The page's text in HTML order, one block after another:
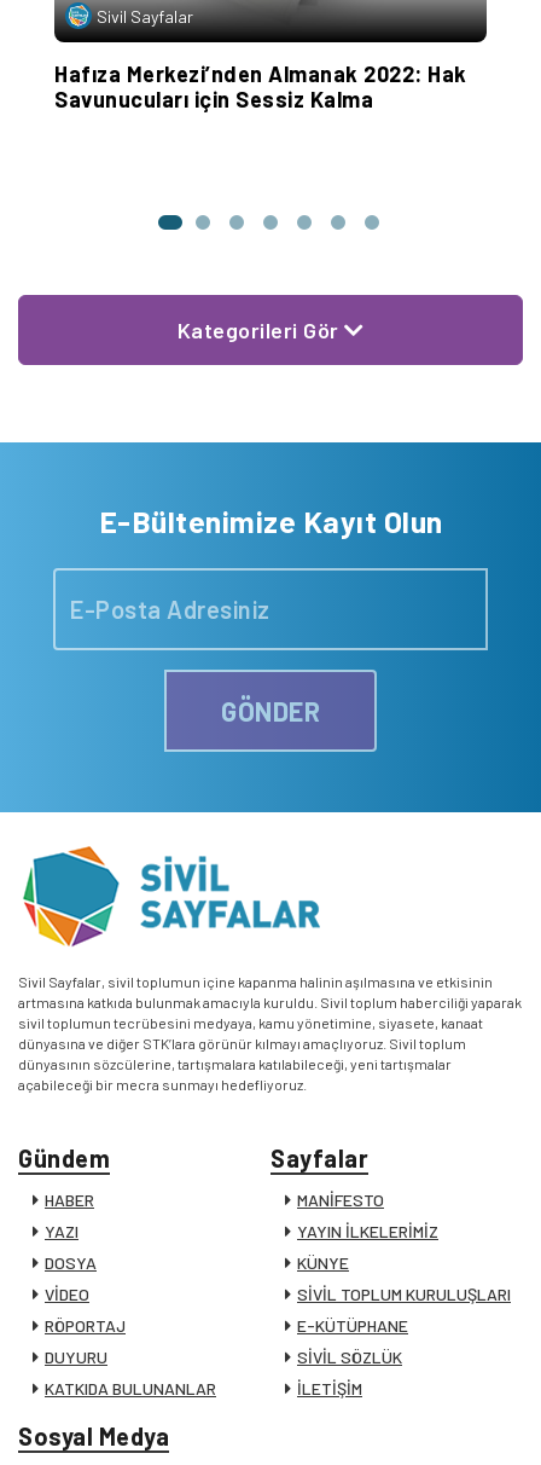
Sivil Sayfalar
Hafıza Merkezi’nden Almanak 2022: Hak
Savunucuları için Sessiz Kalma
Kategorileri Gör
E-Bültenimize Kayıt Olun
GÖNDER
Sivil Sayfalar, sivil toplumun içine kapanma halinin aşılmasına ve etkisinin
artmasına katkıda bulunmak amacıyla kuruldu. Sivil toplum haberciliği yaparak
sivil toplumun tecrübesini medyaya, kamu yönetimine, siyasete, kanaat
dünyasına ve diğer STK’lara görünür kılmayı amaçlıyoruz. Sivil toplum
dünyasının sözcülerine, tartışmalara katılabileceği, yeni tartışmalar
açabileceği bir mecra sunmayı hedefliyoruz.
Gündem
HABER
YAZI
DOSYA
VİDEO
RÖPORTAJ
DUYURU
KATKIDA BULUNANLAR
Sayfalar
MANİFESTO
YAYIN İLKELERİMİZ
KÜNYE
SİVİL TOPLUM KURULUŞLARI
E-KÜTÜPHANE
SİVİL SÖZLÜK
İLETİŞİM
Sosyal Medya